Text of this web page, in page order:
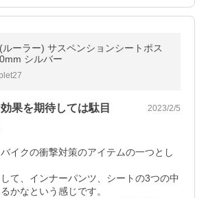
ルーラー) サスペンションシートポス
シルバー
果を期待しては駄目 2023/2/5
イクの衝撃対策のアイテムの一つとし
て、インナーパンツ、シートの3つの中
かなという感じです。